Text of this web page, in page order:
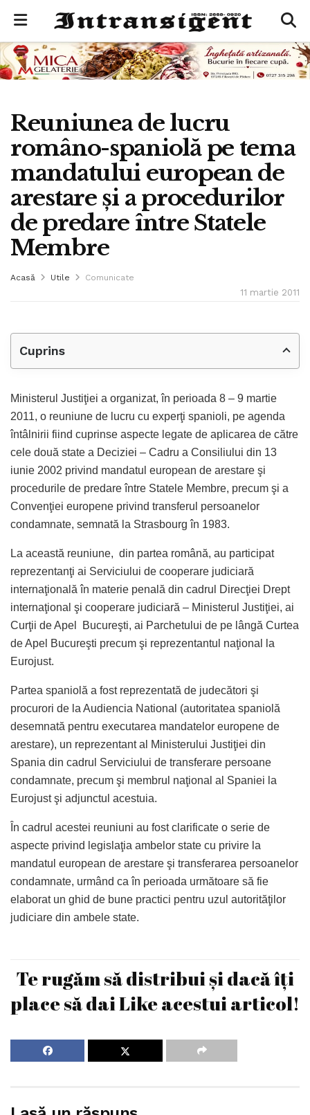
Reuniunea de lucru
româno-spaniolă pe tema
mandatului european de
arestare şi a procedurilor
de predare între Statele
Membre
Acasă Utile Comunicate
11 martie 2011
Cuprins
Ministerul Justiţiei a organizat, în perioada 8 – 9 martie
2011, o reuniune de lucru cu experţi spanioli, pe agenda
întâlnirii fiind cuprinse aspecte legate de aplicarea de către
cele două state a Deciziei – Cadru a Consiliului din 13
iunie 2002 privind mandatul european de arestare şi
procedurile de predare între Statele Membre, precum şi a
Convenţiei europene privind transferul persoanelor
condamnate, semnată la Strasbourg în 1983.
La această reuniune, din partea română, au participat
reprezentanţi ai Serviciului de cooperare judiciară
internaţională în materie penală din cadrul Direcţiei Drept
internaţional şi cooperare judiciară – Ministerul Justiţiei, ai
Curţii de Apel Bucureşti, ai Parchetului de pe lângă Curtea
de Apel Bucureşti precum şi reprezentantul naţional la
Eurojust.
Partea spaniolă a fost reprezentată de judecători şi
procurori de la Audiencia National (autoritatea spaniolă
desemnată pentru executarea mandatelor europene de
arestare), un reprezentant al Ministerului Justiţiei din
Spania din cadrul Serviciului de transferare persoane
condamnate, precum şi membrul naţional al Spaniei la
Eurojust şi adjunctul acestuia.
În cadrul acestei reuniuni au fost clarificate o serie de
aspecte privind legislaţia ambelor state cu privire la
mandatul european de arestare şi transferarea persoanelor
condamnate, urmând ca în perioada următoare să fie
elaborat un ghid de bune practici pentru uzul autorităţilor
judiciare din ambele state.
Te rugăm să distribui și dacă îți
place să dai Like acestui articol!